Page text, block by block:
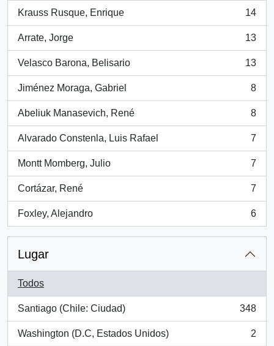
Krauss Rusque, Enrique
, 14 resultados
14
Arrate, Jorge
, 13 resultados
13
Velasco Barona, Belisario
, 13 resultados
13
Jiménez Moraga, Gabriel
, 8 resultados
8
Abeliuk Manasevich, René
, 8 resultados
8
Alvarado Constenla, Luis Rafael
, 7 resultados
7
Montt Momberg, Julio
, 7 resultados
7
Cortázar, René
, 7 resultados
7
Foxley, Alejandro
, 6 resultados
6
Lugar
Todos
Santiago (Chile: Ciudad)
, 348 resultados
348
Washington (D.C, Estados Unidos)
, 2 resultados
2